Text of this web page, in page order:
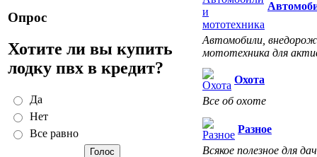
Опрос
Хотите ли вы купить
лодку пвх в кредит?
Да
Нет
Все равно
Автомобили,
мототехника для
Охота
Все об охоте
Разное
Всякое полезное для